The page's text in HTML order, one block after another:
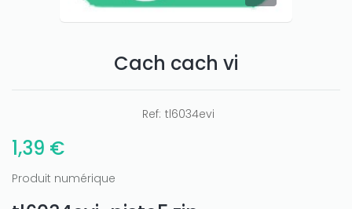
Cach cach vi
Ref: tl6034evi
1,39 €
Produit numérique